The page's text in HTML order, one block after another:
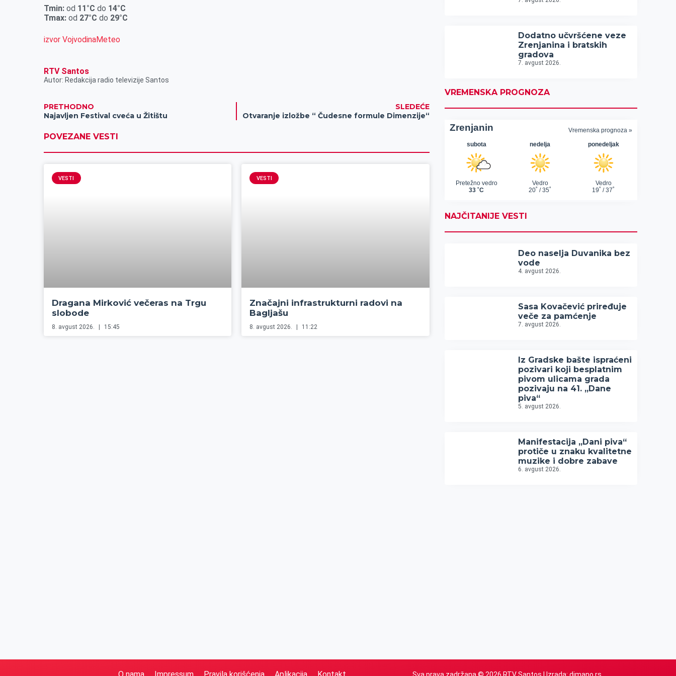
Tmin: od 11°C do 14°C
Tmax:od 27°C do 29°C
izvor VojvodinaMeteo
RTV Santos
Autor: Redakcija radio televizije Santos
PRETHODNO
Najavljen Festival cveća u Žitištu
SLEDEĆE
Otvaranje izložbe “ Čudesne formule Dimenzije“
POVEZANE VESTI
VESTI
Dragana Mirković večeras na Trgu
slobode
8. avgust 2026. 15:45
VESTI
Značajni infrastrukturni radovi na
Bagljašu
8. avgust 2026. 11:22
Dodatno učvršćene veze
Zrenjanina i bratskih
gradova
7. avgust 2026.
VREMENSKA PROGNOZA
NAJČITANIJE VESTI
Deo naselja Duvanika bez
vode
4. avgust 2026.
Sasa Kovačević priređuje
veče za pamćenje
7. avgust 2026.
Iz Gradske bašte ispraćeni
pozivari koji besplatnim
pivom ulicama grada
pozivaju na 41. „Dane
piva“
5. avgust 2026.
Manifestacija „Dani piva“
protiče u znaku kvalitetne
muzike i dobre zabave
6. avgust 2026.